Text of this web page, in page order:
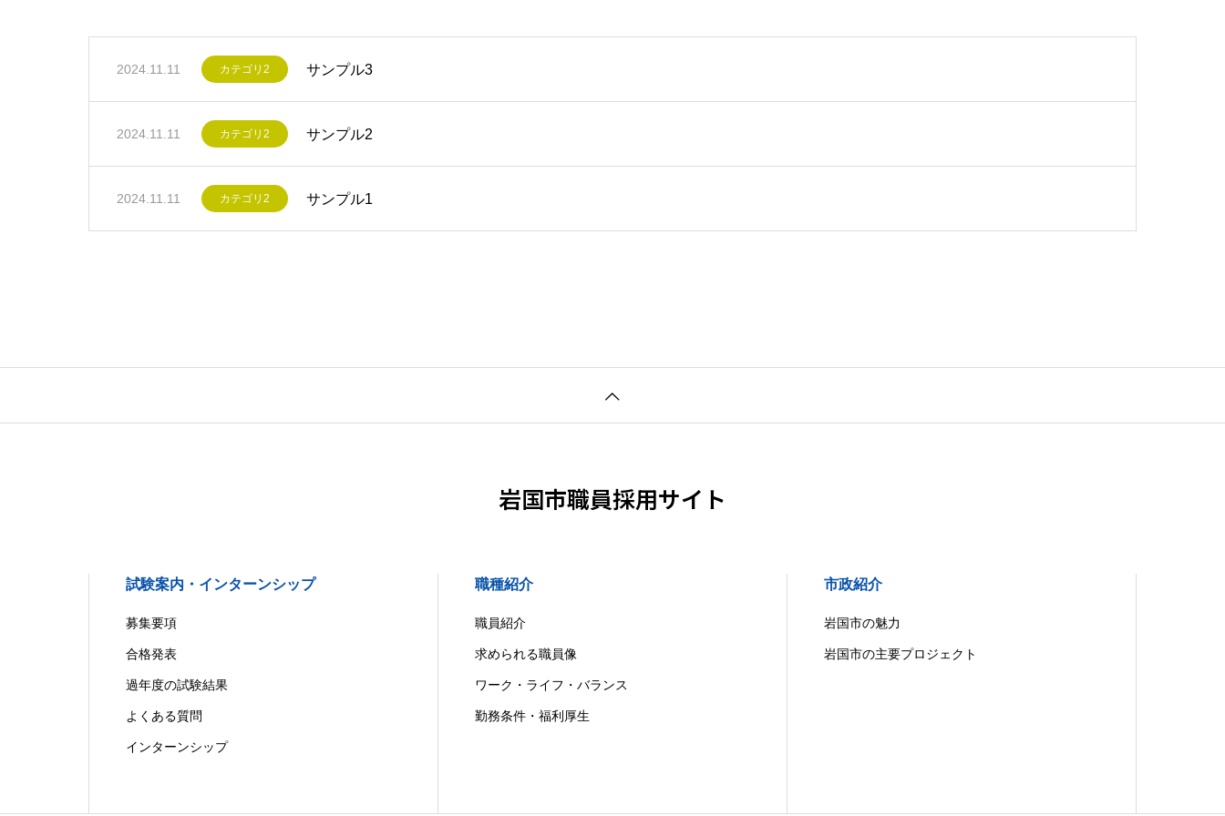
2024.11.11 カテゴリ2 サンプル3
2024.11.11 カテゴリ2 サンプル2
2024.11.11 カテゴリ2 サンプル1
岩国市職員採用サイト
試験案内・インターンシップ
募集要項
合格発表
過年度の試験結果
よくある質問
インターンシップ
職種紹介
職員紹介
求められる職員像
ワーク・ライフ・バランス
勤務条件・福利厚生
市政紹介
岩国市の魅力
岩国市の主要プロジェクト